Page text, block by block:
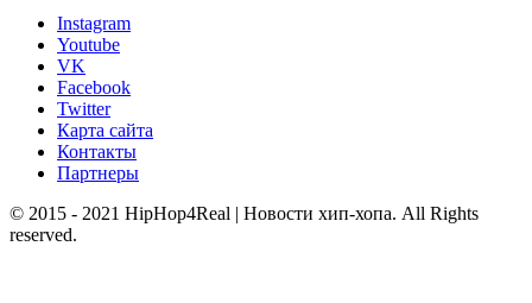
Instagram
Youtube
VK
Facebook
Twitter
Карта сайта
Контакты
Партнеры
© 2015 - 2021 HipHop4Real | Новости хип-хопа. All Rights
reserved.